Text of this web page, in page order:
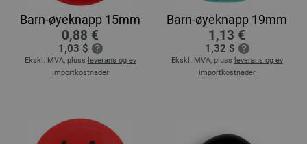
Barn-øyeknapp 15mm
0,88 €
1,03 $
Ekskl. MVA, pluss leverans og ev
importkostnader
Barn-øyeknapp 19mm
1,13 €
1,32 $
Ekskl. MVA, pluss leverans og ev
importkostnader